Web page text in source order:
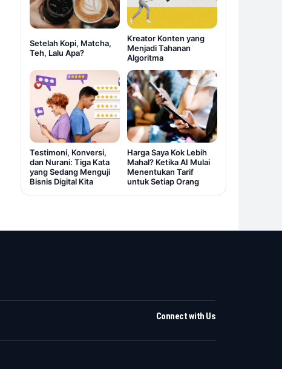
Setelah Kopi, Matcha,
Teh, Lalu Apa?
Kreator Konten yang
Menjadi Tahanan
Algoritma
Testimoni, Konversi,
dan Nurani: Tiga Kata
yang Sedang Menguji
Bisnis Digital Kita
Harga Saya Kok Lebih
Mahal? Ketika AI Mulai
Menentukan Tarif
untuk Setiap Orang
Connect with Us